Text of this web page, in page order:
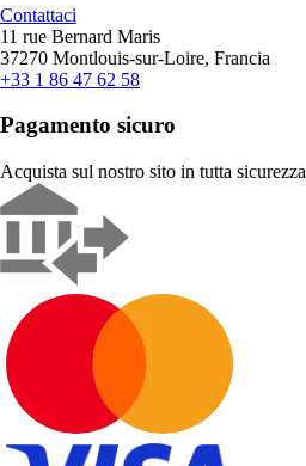
Contattaci
11 rue Bernard Maris
37270 Montlouis-sur-Loire, Francia
+33 1 86 47 62 58
Pagamento sicuro
Acquista sul nostro sito in tutta sicurezza